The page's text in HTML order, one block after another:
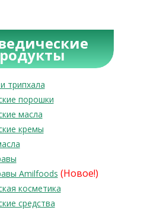
трипхала
порошки
масла
кремы
Amilfoods (Новое!)
косметика
средства